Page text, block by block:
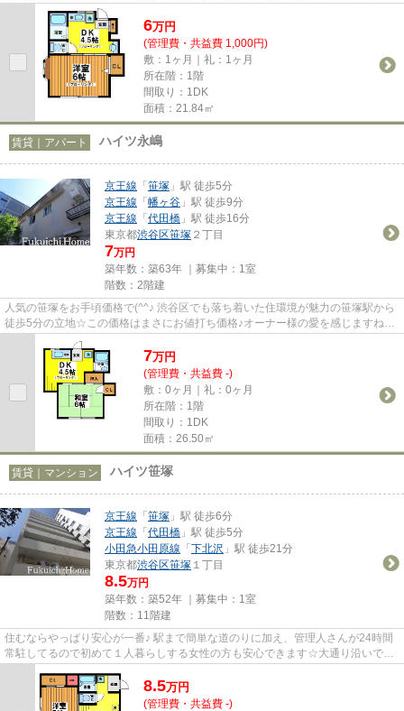
では雰囲気が大好きできっと長く...
6万円
(管理費・共益費 1,000円)
敷：1ヶ月｜礼：1ヶ月
所在階：1階
間取り：1DK
面積：21.84㎡
賃貸｜アパート ハイツ永嶋
京王線 「笹塚 」駅 徒歩5分
京王線 「幡ヶ谷 」駅 徒歩9分
京王線 「代田橋 」駅 徒歩16分
東京都渋谷区笹塚 ２丁目
7万円
築年数：築63年 ｜募集中： 1室
階数：2階建
人気の笹塚をお手頃価格で(^^♪ 渋谷区でも落ち着いた住環境が魅力の笹塚駅から
徒歩5分の立地☆この価格はまさにお値打ち価格♪オーナー様の愛を感じますね
(´艸｀*)
7万円
(管理費・共益費 -)
敷：0ヶ月｜礼：0ヶ月
所在階：1階
間取り：1DK
面積：26.50㎡
賃貸｜マンション ハイツ笹塚
京王線 「笹塚 」駅 徒歩6分
京王線 「代田橋 」駅 徒歩5分
小田急小田原線 「下北沢 」駅 徒歩21分
東京都渋谷区笹塚 １丁目
8.5万円
築年数：築52年 ｜募集中： 1室
階数：11階建
住むならやっぱり安心が一番♪ 駅まで簡単な道のりに加え、管理人さんが24時間
常駐してるので初めて１人暮らしする女性の方も安心できます☆大通り沿いです
が、開口部が大通りに面してな...
8.5万円
(管理費・共益費 -)